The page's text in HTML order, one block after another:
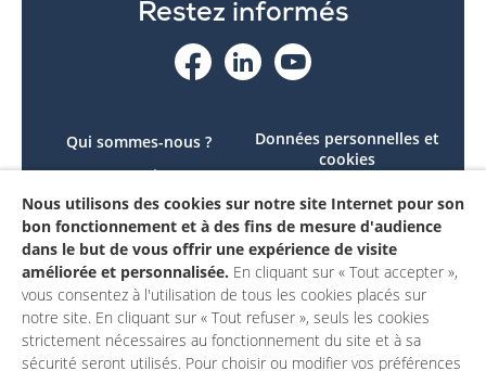
Restez informés
Qui sommes-nous ?
Le projet
Contactez-nous
Mon compte
Données personnelles et
cookies
conforme
Mentions légales
Nous utilisons des cookies sur notre site Internet pour son
bon fonctionnement et à des fins de mesure d'audience
dans le but de vous offrir une expérience de visite
améliorée et personnalisée. En cliquant sur « Tout accepter »,
vous consentez à l'utilisation de tous les cookies placés sur
notre site. En cliquant sur « Tout refuser », seuls les cookies
strictement nécessaires au fonctionnement du site et à sa
sécurité seront utilisés. Pour choisir ou modifier vos préférences